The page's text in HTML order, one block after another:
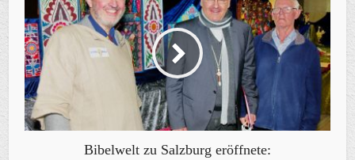
Bibelwelt zu Salzburg eröffnete: